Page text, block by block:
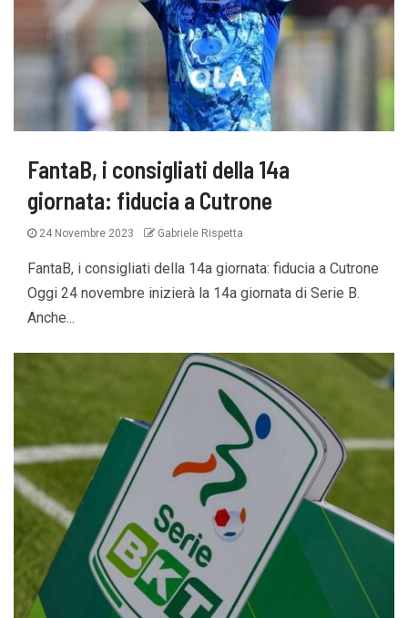
FantaB, i consigliati della 14a
giornata: fiducia a Cutrone
24 Novembre 2023 Gabriele Rispetta
FantaB, i consigliati della 14a giornata: fiducia a Cutrone
Oggi 24 novembre inizierà la 14a giornata di Serie B.
Anche...